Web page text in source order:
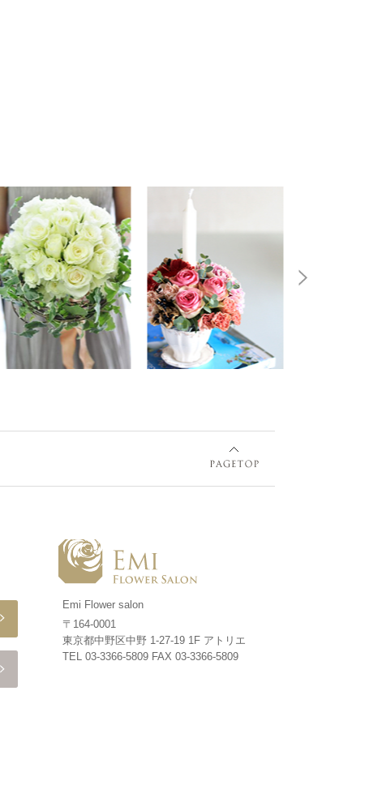
Emi Flower salon
〒164-0001
東京都中野区中野 1-27-19 1F アトリエ
TEL 03-3366-5809 FAX 03-3366-5809